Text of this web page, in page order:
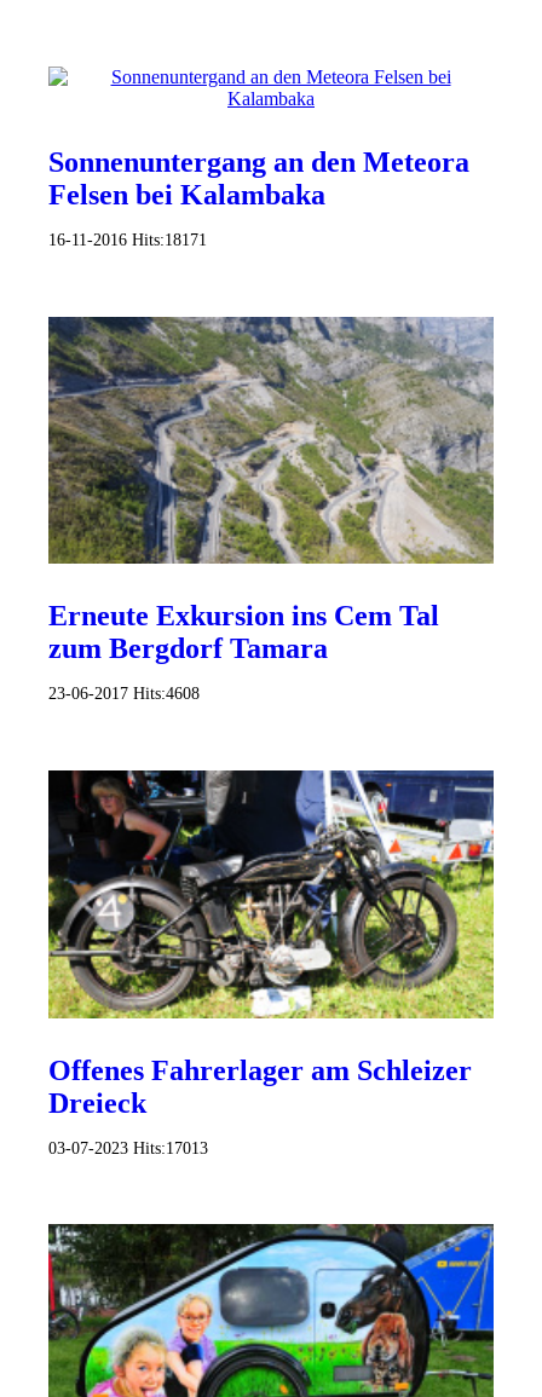
Sonnenuntergang an den Meteora
Felsen bei Kalambaka
16-11-2016 Hits:18171
Erneute Exkursion ins Cem Tal
zum Bergdorf Tamara
23-06-2017 Hits:4608
Offenes Fahrerlager am Schleizer
Dreieck
03-07-2023 Hits:17013